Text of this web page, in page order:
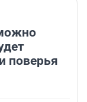
поверья